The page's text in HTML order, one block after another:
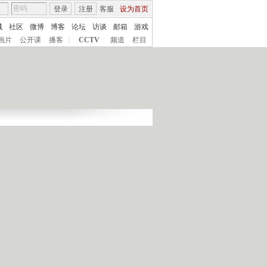
客服 设为首页
登录 注册
社区 微博 博客 论坛 访谈 邮箱
游戏
片
公开课 播客 CCTV 频道 栏目